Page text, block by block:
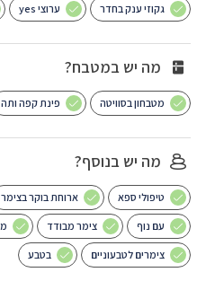
גקוזי ענק בחדר ערוצי yes
מה יש במטבח?
מטבחון בסוויטה פינת קפה ותה
מה יש בנוסף?
טיפולי ספא ארוחת בוקר בצימר
עם נוף צימר מבודד
צימרים לטבעוניים בטבע